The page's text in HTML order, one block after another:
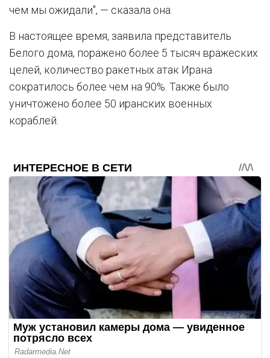
чем мы ожидали", — сказала она.
В настоящее время, заявила представитель
Белого дома, поражено более 5 тысяч вражеских
целей, количество ракетных атак Ирана
сократилось более чем на 90%. Также было
уничтожено более 50 иранских военных
кораблей.